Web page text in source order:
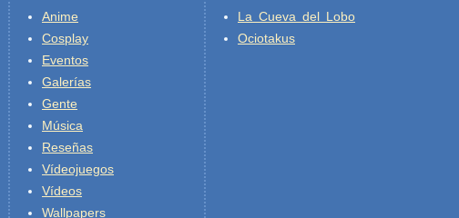
Anime
Cosplay
Eventos
Galerías
Gente
Música
Reseñas
Vídeojuegos
Vídeos
Wallpapers
La Cueva del Lobo
Ociotakus